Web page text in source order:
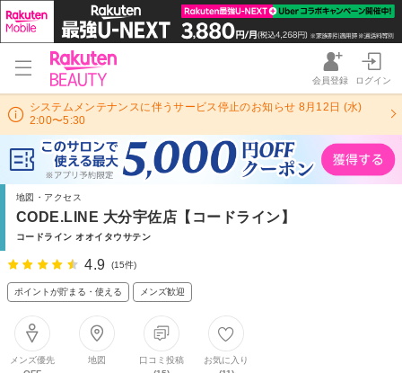
会員登録 ログイン
システムメンテナンスに伴うサービス停止のお知らせ 8月12日 (水)
2:00〜5:30
地図・アクセス
CODE.LINE 大分宇佐店【コードライン】
コードライン オオイタウサテン
4.9 (15件)
ポイントが貯まる・使える メンズ歓迎
メンズ優先
地図
口コミ投稿
お気に入り